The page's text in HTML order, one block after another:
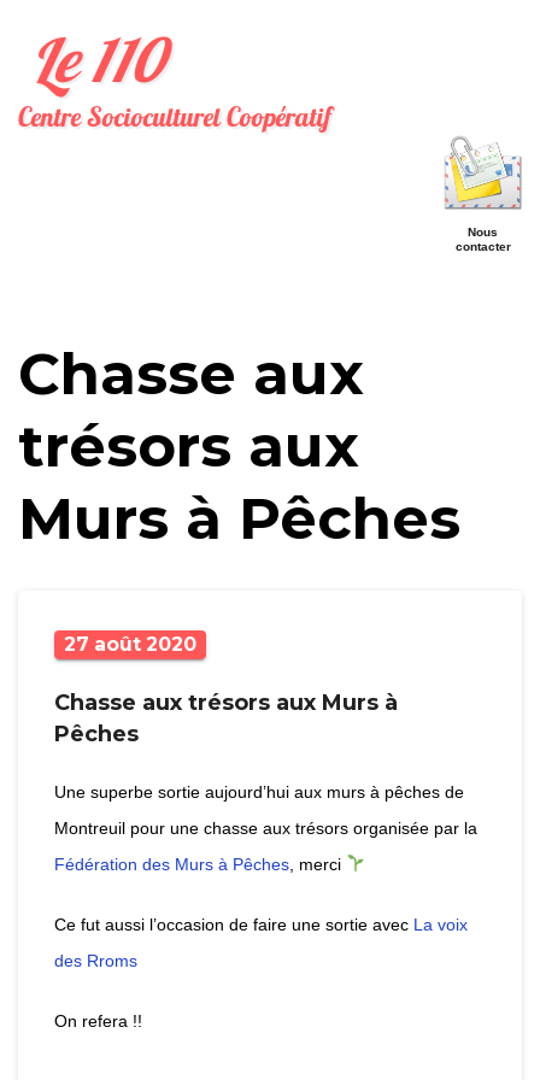
Le 110
Centre Socioculturel Coopératif
Nous
contacter
Chasse aux
trésors aux
Murs à Pêches
27 août 2020
Chasse aux trésors aux Murs à
Pêches
Une superbe sortie aujourd’hui aux murs à pêches de
Montreuil pour une chasse aux trésors organisée par la
Fédération des Murs à Pêches , merci
Ce fut aussi l’occasion de faire une sortie avec La voix
des Rroms
On refera !!